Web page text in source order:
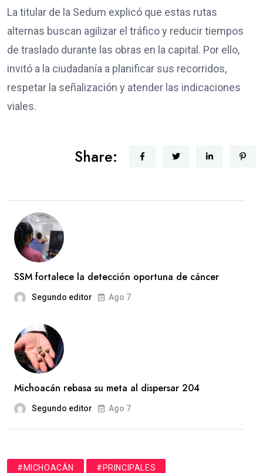
La titular de la Sedum explicó que estas rutas
alternas buscan agilizar el tráfico y reducir tiempos
de traslado durante las obras en la capital. Por ello,
invitó a la ciudadanía a planificar sus recorridos,
respetar la señalización y atender las indicaciones
viales.
Share:
SSM fortalece la detección oportuna de cáncer
Segundo editor Ago 7
Michoacán rebasa su meta al dispersar 204
Segundo editor Ago 7
#MICHOACÁN #PRINCIPALES